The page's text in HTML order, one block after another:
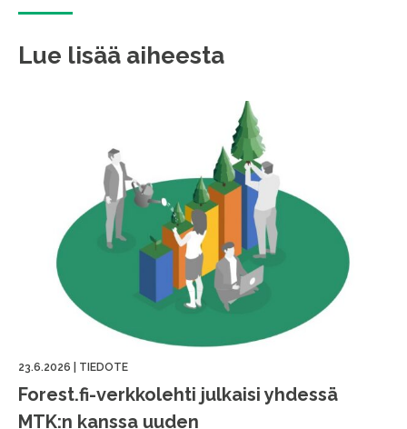
Lue lisää aiheesta
23.6.2026 TIEDOTE
Forest.fi-verkkolehti julkaisi yhdessä
MTK:n kanssa uuden